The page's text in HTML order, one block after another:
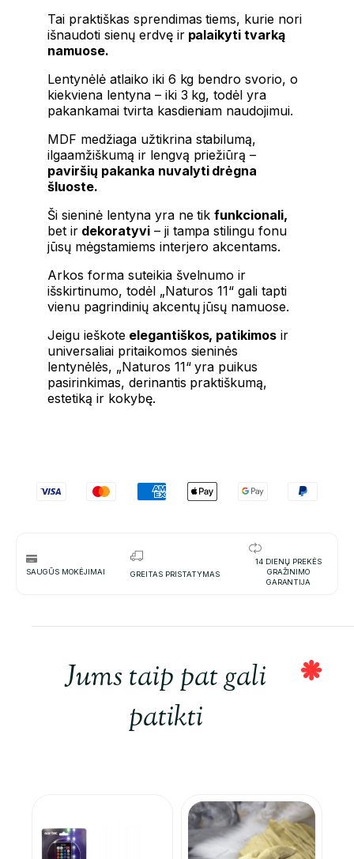
Tai praktiškas sprendimas tiems, kurie nori
išnaudoti sienų erdvę irpalaikyti tvarką
namuose.
Lentynėlė atlaiko iki 6 kg bendro svorio, o
kiekviena lentyna – iki 3 kg, todėl yra
pakankamai tvirta kasdieniam naudojimui.
MDF medžiaga užtikrina stabilumą,
ilgaamžiškumą ir lengvą priežiūrą –
paviršių pakanka nuvalyti drėgna
šluoste.
Ši sieninė lentyna yra ne tikfunkcionali,
bet irdekoratyvi– ji tampa stilingu fonu
jūsų mėgstamiems interjero akcentams.
Arkos forma suteikia švelnumo ir
išskirtinumo, todėl „Naturos 11“ gali tapti
vienu pagrindinių akcentų jūsų namuose.
Jeigu ieškoteelegantiškos, patikimos ir
universaliai pritaikomos sieninės
lentynėlės, „Naturos 11“ yra puikus
pasirinkimas, derinantis praktiškumą,
estetiką ir kokybę.
SAUGŪS MOKĖJIMAI GREITAS PRISTATYMAS
14 DIENŲ PREKĖS
GRAŽINIMO
GARANTIJA
Jums taip pat gali
patikti